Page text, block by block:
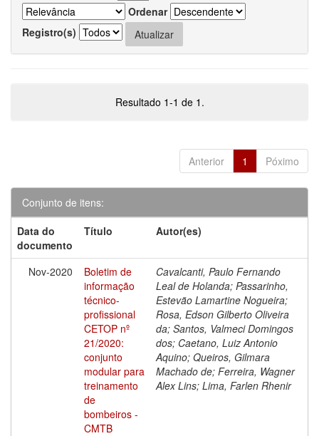
Ordenar
Registro(s)
Resultado 1-1 de 1.
Anterior 1 Póximo
Conjunto de itens:
Data do
documento
Título Autor(es)
Nov-2020
Boletim de
informação
técnico-
profissional
CETOP nº
21/2020:
conjunto
modular para
treinamento
de
bombeiros -
CMTB
Cavalcanti, Paulo Fernando
Leal de Holanda; Passarinho,
Estevão Lamartine Nogueira;
Rosa, Edson Gilberto Oliveira
da; Santos, Valmeci Domingos
dos; Caetano, Luiz Antonio
Aquino; Queiros, Gilmara
Machado de; Ferreira, Wagner
Alex Lins; Lima, Farlen Rhenir